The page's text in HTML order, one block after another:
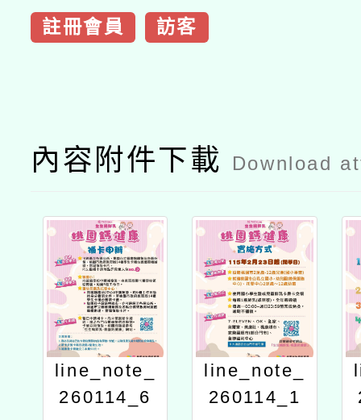
註冊會員 訪客
內容附件下載 Download
line_note_
260114_6
line_note_
260114_1